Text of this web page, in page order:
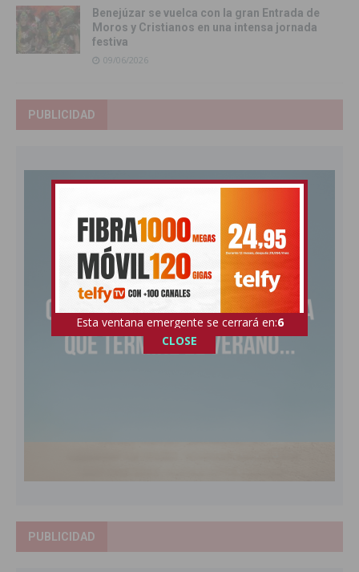
Benejúzar se vuelca con la gran Entrada de
Moros y Cristianos en una intensa jornada
festiva
09/06/2026
PUBLICIDAD
PUBLICIDAD
Esta ventana emergente se cerrará en:5
CLOSE